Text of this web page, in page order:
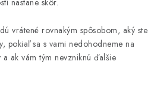
nastane skôr.
vrátené rovnakým spôsobom, aký ste
pokiaľ sa s vami nedohodneme na
ak vám tým nevzniknú ďalšie